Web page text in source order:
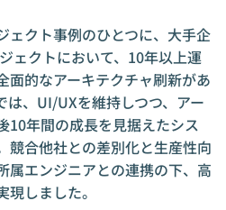
ェクト事例のひとつに、大手企
ェクトにおいて、10年以上運
面的なアーキテクチャ刷新があ
は、UI/UXを維持しつつ、アー
10年間の成長を見据えたシス
競合他社との差別化と生産性向
属エンジニアとの連携の下、高
しました。